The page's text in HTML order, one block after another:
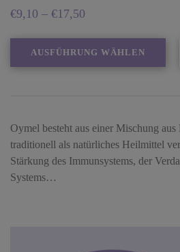
€9,10 – €17,50
AUSFÜHRUNG WÄHLEN
Oymel besteht aus einer Mischung
traditionell als natürliches Heilmittel
Stärkung des Immunsystems, der
Systems…